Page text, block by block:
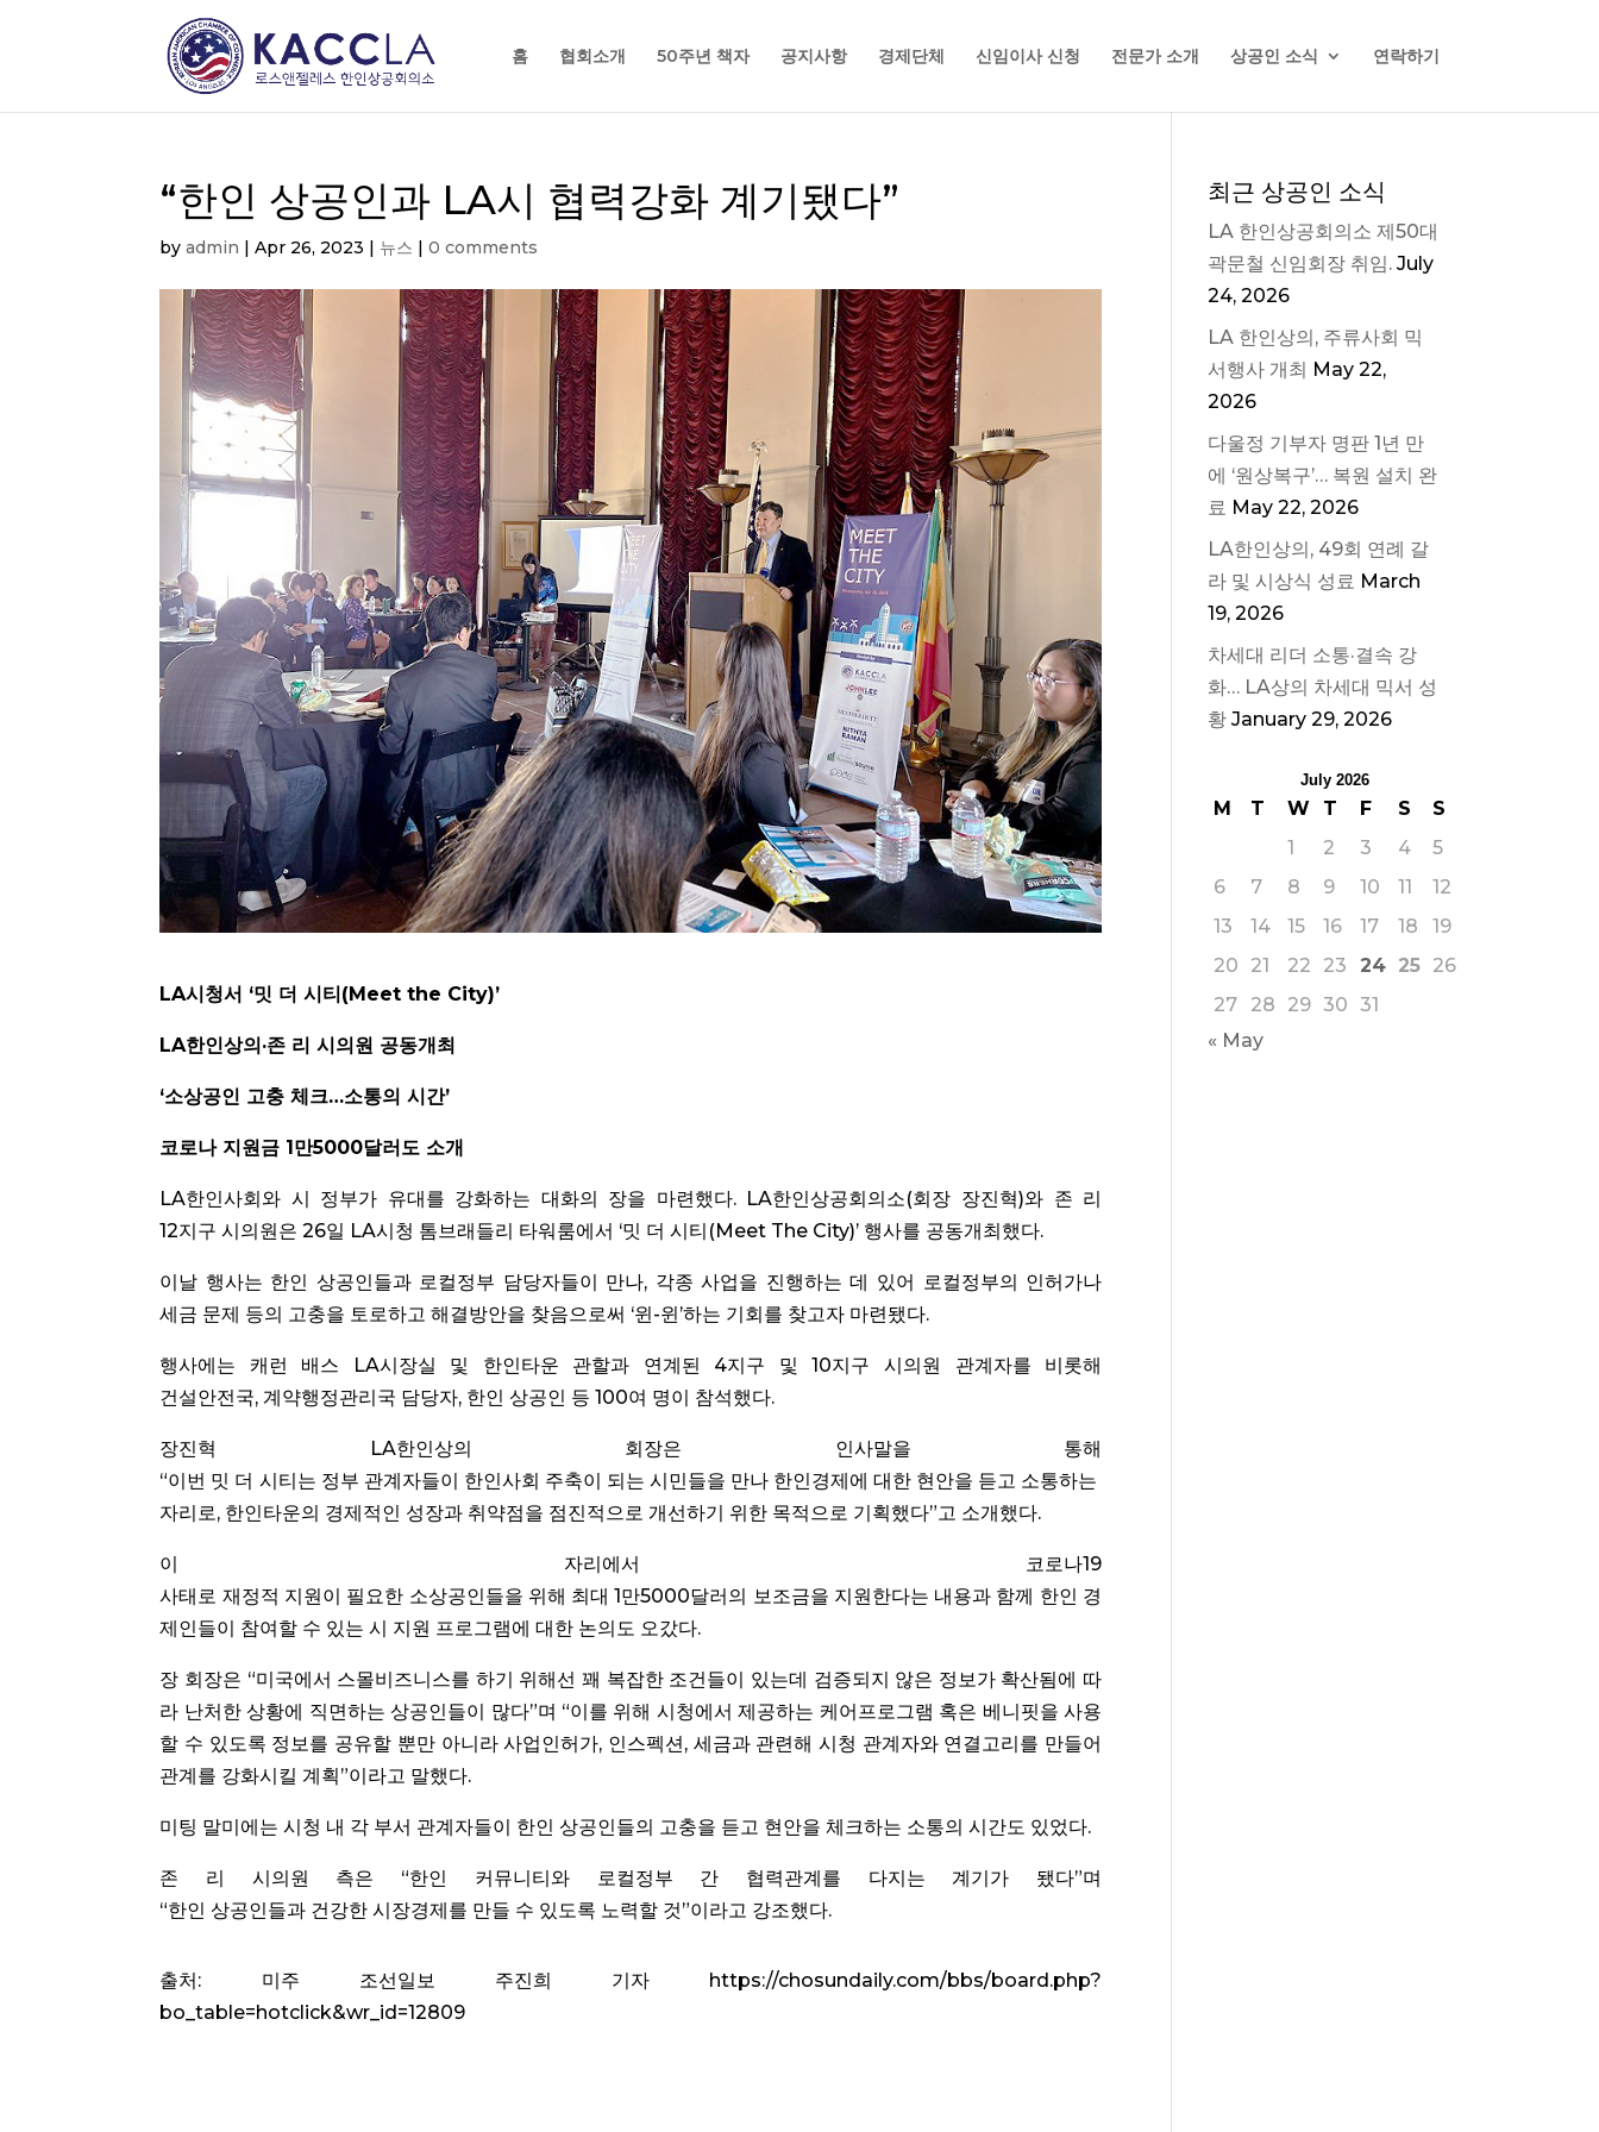
홈 협회소개 50주년 책자 공지사항 경제단체 신임이사 신청 전문가 소개 상공인 소식 연락하기
“한인 상공인과 LA시 협력강화 계기됐다”
byadmin |Apr 26, 2023 | 뉴스 |0 comments
LA시청서 ‘밋 더 시티(Meet the City)’
LA한인상의·존 리 시의원 공동개최
‘소상공인 고충 체크…소통의 시간’
코로나 지원금 1만5000달러도 소개
LA한인사회와 시 정부가 유대를 강화하는 대화의 장을 마련했다. LA한인상공회의소(회장 장진혁)와 존 리
12지구 시의원은 26일 LA시청 톰브래들리 타워룸에서 ‘밋 더 시티(Meet The City)’ 행사를 공동개최했다.
이날 행사는 한인 상공인들과 로컬정부 담당자들이 만나, 각종 사업을 진행하는 데 있어 로컬정부의 인허가나
세금 문제 등의 고충을 토로하고 해결방안을 찾음으로써 ‘윈-윈’하는 기회를 찾고자 마련됐다.
행사에는 캐런 배스 LA시장실 및 한인타운 관할과 연계된 4지구 및 10지구 시의원 관계자를 비롯해
건설안전국, 계약행정관리국 담당자, 한인 상공인 등 100여 명이 참석했다.
장진혁 LA한인상의 회장은 인사말을 통해
“이번 밋 더 시티는 정부 관계자들이 한인사회 주축이 되는 시민들을 만나 한인경제에 대한 현안을 듣고 소통하는
자리로, 한인타운의 경제적인 성장과 취약점을 점진적으로 개선하기 위한 목적으로 기획했다”고 소개했다.
이 자리에서 코로나19
사태로 재정적 지원이 필요한 소상공인들을 위해 최대 1만5000달러의 보조금을 지원한다는 내용과 함께 한인 경
제인들이 참여할 수 있는 시 지원 프로그램에 대한 논의도 오갔다.
장 회장은 “미국에서 스몰비즈니스를 하기 위해선 꽤 복잡한 조건들이 있는데 검증되지 않은 정보가 확산됨에 따
라 난처한 상황에 직면하는 상공인들이 많다”며 “이를 위해 시청에서 제공하는 케어프로그램 혹은 베니핏을 사용
할 수 있도록 정보를 공유할 뿐만 아니라 사업인허가, 인스펙션, 세금과 관련해 시청 관계자와 연결고리를 만들어
관계를 강화시킬 계획”이라고 말했다.
미팅 말미에는 시청 내 각 부서 관계자들이 한인 상공인들의 고충을 듣고 현안을 체크하는 소통의 시간도 있었다.
존 리 시의원 측은 “한인 커뮤니티와 로컬정부 간 협력관계를 다지는 계기가 됐다”며
“한인 상공인들과 건강한 시장경제를 만들 수 있도록 노력할 것”이라고 강조했다.
출처: 미주 조선일보 주진희 기자 https://chosundaily.com/bbs/board.php?
bo_table=hotclick&wr_id=12809
최근 상공인 소식
LA 한인상공회의소 제50대
곽문철 신임회장 취임. July
24, 2026
LA 한인상의, 주류사회 믹
서행사 개최 May 22,
2026
다울정 기부자 명판 1년 만
에 ‘원상복구’… 복원 설치 완
료 May 22, 2026
LA한인상의, 49회 연례 갈
라 및 시상식 성료 March
19, 2026
차세대 리더 소통·결속 강
화… LA상의 차세대 믹서 성
황 January 29, 2026
July 2026
M T W T F S
S
1
2 3 4
5
6
7 8 9 10 11
12
13
14 15 16 17 18
19
20
21 22 23 24 25 26
27
28 29 30 31
« May